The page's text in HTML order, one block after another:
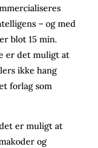
– og med
blot 15 min.
er det muligt at
ikke hang
forlag som
er muligt at
og